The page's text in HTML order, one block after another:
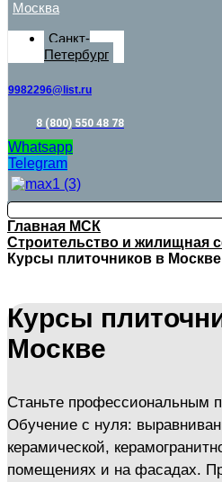
Москва
Санкт-
Петербург
9982296@list.ru
8 (800) 550 48 78
Whatsapp
Telegram
Главная МСК
Строительство и жилищная
Курсы плиточников в Москве
Курсы
Москве
Станьте профессиональным
Обучение с нуля:
керамической,
помещениях и на фасадах.